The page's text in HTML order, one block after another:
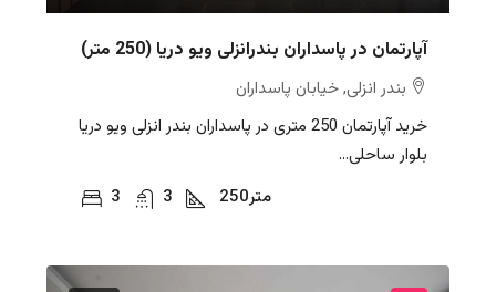
آپارتمان در پاسداران بندرانزلی ویو دریا (250 متر)
بندر انزلی, خیابان پاسداران
خرید آپارتمان 250 متری در پاسداران بندر انزلی ویو دریا
بلوار ساحلی...
3
3 250متر